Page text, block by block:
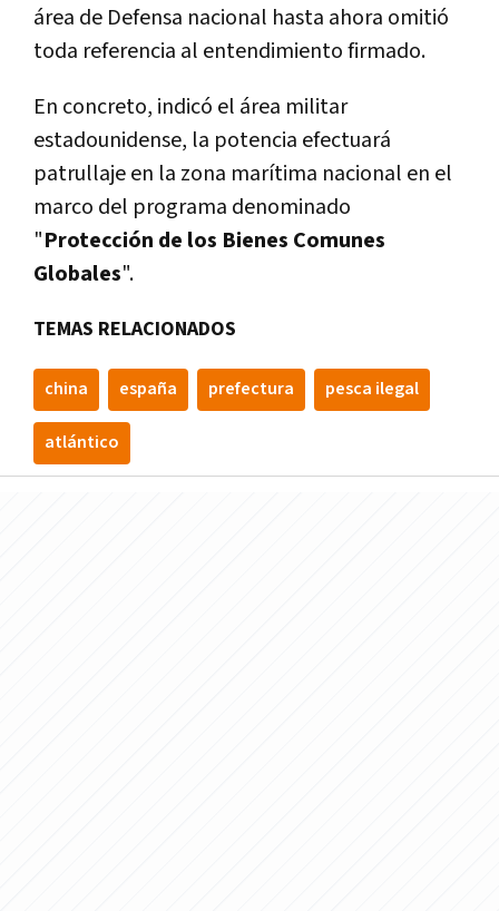
área de Defensa nacional hasta ahora omitió
toda referencia al entendimiento firmado.
En concreto, indicó el área militar
estadounidense, la potencia efectuará
patrullaje en la zona marítima nacional en el
marco del programa denominado
"Protección de los Bienes Comunes
Globales".
TEMAS RELACIONADOS
china españa prefectura pesca ilegal
atlántico